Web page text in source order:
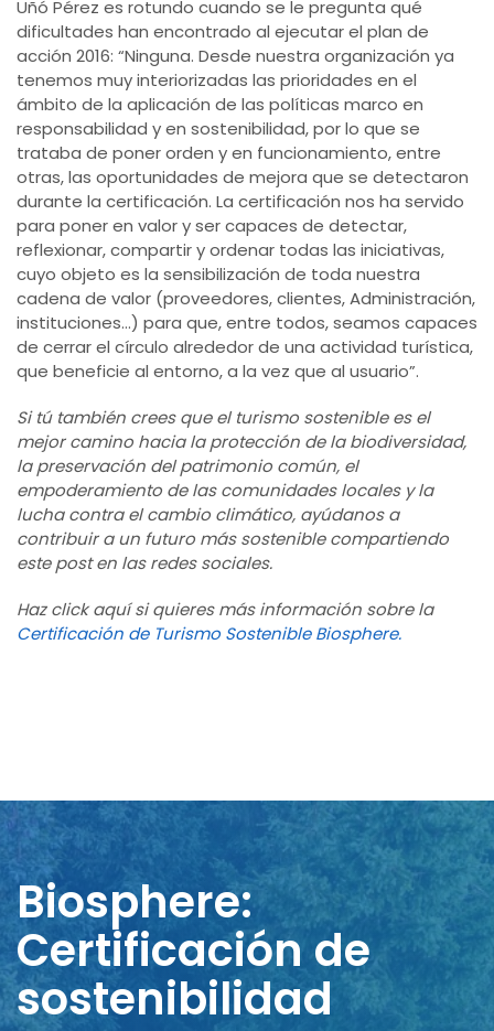
Uñó Pérez es rotundo cuando se le pregunta qué
dificultades han encontrado al ejecutar el plan de
acción 2016: “Ninguna. Desde nuestra organización ya
tenemos muy interiorizadas las prioridades en el
ámbito de la aplicación de las políticas marco en
responsabilidad y en sostenibilidad, por lo que se
trataba de poner orden y en funcionamiento, entre
otras, las oportunidades de mejora que se detectaron
durante la certificación. La certificación nos ha servido
para poner en valor y ser capaces de detectar,
reflexionar, compartir y ordenar todas las iniciativas,
cuyo objeto es la sensibilización de toda nuestra
cadena de valor (proveedores, clientes, Administración,
instituciones…) para que, entre todos, seamos capaces
de cerrar el círculo alrededor de una actividad turística,
que beneficie al entorno, a la vez que al usuario”.
Si tú también crees que el turismo sostenible es el
mejor camino hacia la protección de la biodiversidad,
la preservación del patrimonio común, el
empoderamiento de las comunidades locales y la
lucha contra el cambio climático, ayúdanos a
contribuir a un futuro más sostenible compartiendo
este post en las redes sociales.
Haz click aquí si quieres más información sobre la
Certificación de Turismo Sostenible Biosphere.
Biosphere:
Certificación de
sostenibilidad